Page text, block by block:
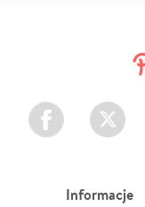
Facebook Twitter
Informacje